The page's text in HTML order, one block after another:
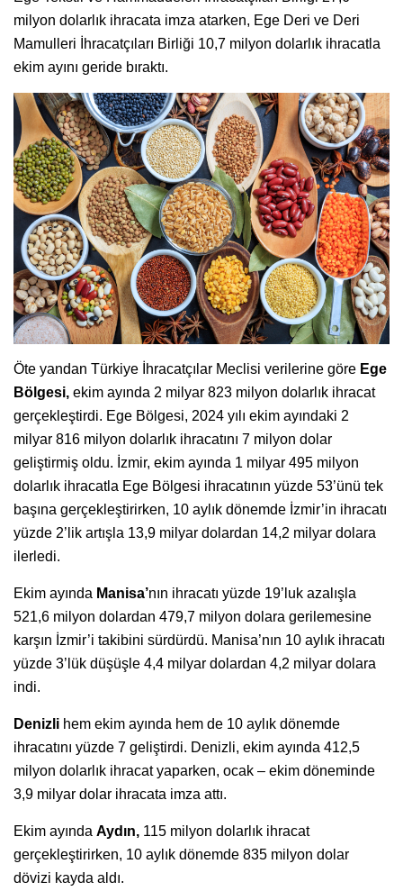
milyon dolarlık ihracata imza atarken, Ege Deri ve Deri
Mamulleri İhracatçıları Birliği 10,7 milyon dolarlık ihracatla
ekim ayını geride bıraktı.
Öte yandan Türkiye İhracatçılar Meclisi verilerine göre Ege
Bölgesi, ekim ayında 2 milyar 823 milyon dolarlık ihracat
gerçekleştirdi. Ege Bölgesi, 2024 yılı ekim ayındaki 2
milyar 816 milyon dolarlık ihracatını 7 milyon dolar
geliştirmiş oldu. İzmir, ekim ayında 1 milyar 495 milyon
dolarlık ihracatla Ege Bölgesi ihracatının yüzde 53’ünü tek
başına gerçekleştirirken, 10 aylık dönemde İzmir’in ihracatı
yüzde 2’lik artışla 13,9 milyar dolardan 14,2 milyar dolara
ilerledi.
Ekim ayında Manisa’nın ihracatı yüzde 19’luk azalışla
521,6 milyon dolardan 479,7 milyon dolara gerilemesine
karşın İzmir’i takibini sürdürdü. Manisa’nın 10 aylık ihracatı
yüzde 3’lük düşüşle 4,4 milyar dolardan 4,2 milyar dolara
indi.
Denizli hem ekim ayında hem de 10 aylık dönemde
ihracatını yüzde 7 geliştirdi. Denizli, ekim ayında 412,5
milyon dolarlık ihracat yaparken, ocak – ekim döneminde
3,9 milyar dolar ihracata imza attı.
Ekim ayında Aydın, 115 milyon dolarlık ihracat
gerçekleştirirken, 10 aylık dönemde 835 milyon dolar
dövizi kayda aldı.